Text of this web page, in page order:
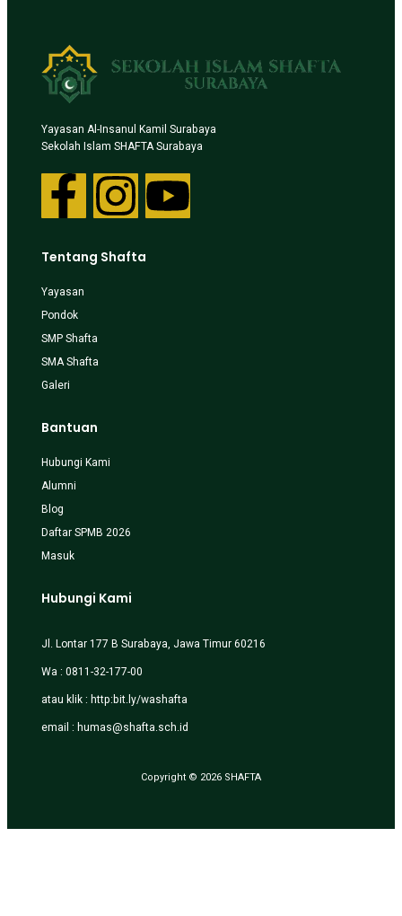
Yayasan Al-Insanul Kamil Surabaya
Sekolah Islam SHAFTA Surabaya
Tentang Shafta
Yayasan
Pondok
SMP Shafta
SMA Shafta
Galeri
Bantuan
Hubungi Kami
Alumni
Blog
Daftar SPMB 2026
Masuk
Hubungi Kami
Jl. Lontar 177 B Surabaya, Jawa Timur 60216
Wa : 0811-32-177-00
atau klik : http:bit.ly/washafta
email : humas@shafta.sch.id
Copyright © 2026 SHAFTA